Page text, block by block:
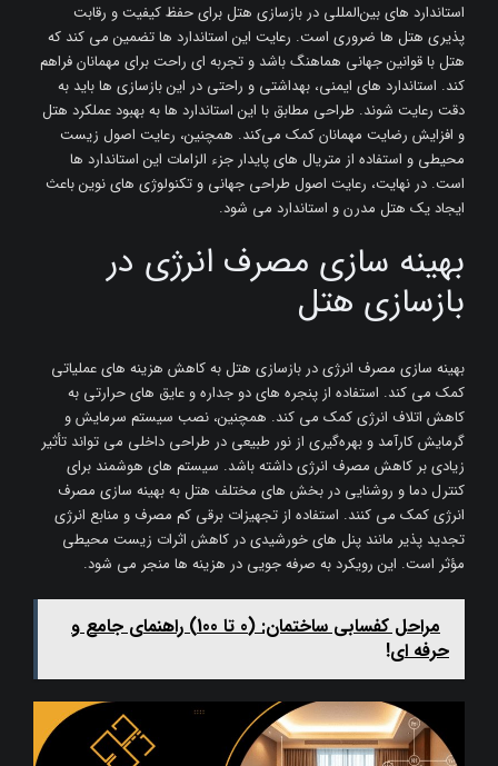
استاندارد های بین‌المللی در بازسازی هتل‌ برای حفظ کیفیت و رقابت
‌پذیری هتل‌ ها ضروری است. رعایت این استاندارد ها تضمین می‌ کند که
هتل با قوانین جهانی هماهنگ باشد و تجربه ‌ای راحت برای مهمانان فراهم
کند. استاندارد های ایمنی، بهداشتی و راحتی در این بازسازی‌ ها باید به
دقت رعایت شوند. طراحی مطابق با این استاندارد ها به بهبود عملکرد هتل
و افزایش رضایت مهمانان کمک می‌کند. همچنین، رعایت اصول زیست
‌محیطی و استفاده از متریال‌ های پایدار جزء الزامات این استاندارد ها
است. در نهایت، رعایت اصول طراحی جهانی و تکنولوژی ‌های نوین باعث
ایجاد یک هتل مدرن و استاندارد می ‌شود.
بهینه‌ سازی مصرف انرژی در
بازسازی هتل
بهینه ‌سازی مصرف انرژی در بازسازی هتل‌ به کاهش هزینه ‌های عملیاتی
کمک می ‌کند. استفاده از پنجره‌ های دو جداره و عایق ‌های حرارتی به
کاهش اتلاف انرژی کمک می ‌کند. همچنین، نصب سیستم‌ سرمایش و
گرمایش کارآمد و بهره‌گیری از نور طبیعی در طراحی داخلی می‌ تواند تأثیر
زیادی بر کاهش مصرف انرژی داشته باشد. سیستم ‌های هوشمند برای
کنترل دما و روشنایی در بخش ‌های مختلف هتل به بهینه ‌سازی مصرف
انرژی کمک می ‌کنند. استفاده از تجهیزات برقی کم ‌مصرف و منابع انرژی
تجدید پذیر مانند پنل‌ های خورشیدی در کاهش اثرات زیست ‌محیطی
مؤثر است. این رویکرد به صرفه ‌جویی در هزینه ‌ها منجر می ‌شود.
مراحل کفسابی ساختمان: (0 تا 100) راهنمای جامع و
حرفه ای!